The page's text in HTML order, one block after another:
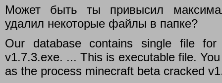
Может быть ты привысил
удалил некоторые файлы в папке?
Our database contains single file
v1.7.3.exe. ... This is executable file.
as the process minecraft beta cracked